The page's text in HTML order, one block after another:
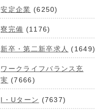
安定企業 (6250)
寮完備 (1176)
新卒・第二新卒求人 (1649)
ワークライフバランス充
実 (7666)
I・Uターン (7637)